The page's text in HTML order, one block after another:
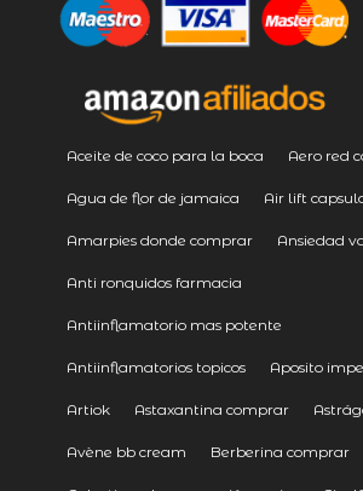
Aceite de coco para la boca Aero red
Agua de flor de jamaica Air lift
Amarpies donde comprar Ansiedad
Anti ronquidos farmacia
Antiinflamatorio mas potente
Antiinflamatorios topicos Aposito
Artiok Astaxantina comprar
Avène bb cream Berberina comprar